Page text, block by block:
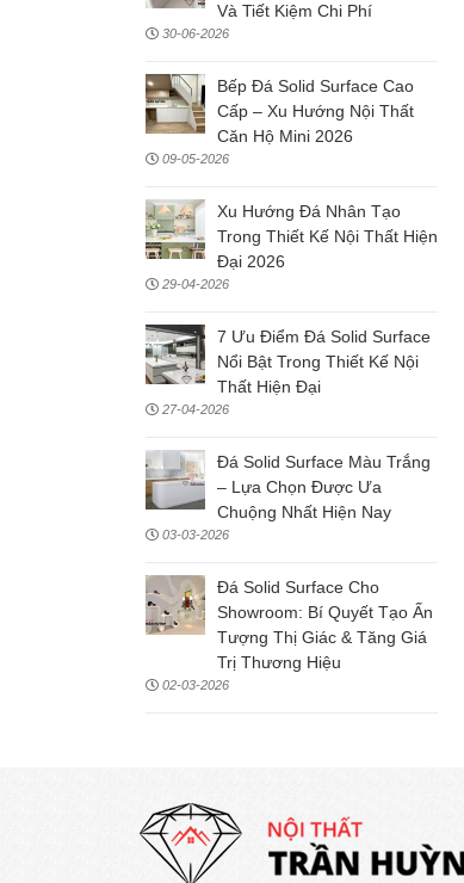
Và Tiết Kiệm Chi Phí
30-06-2026
Bếp Đá Solid Surface Cao
Cấp – Xu Hướng Nội Thất
Căn Hộ Mini 2026
09-05-2026
Xu Hướng Đá Nhân Tạo
Trong Thiết Kế Nội Thất Hiện
Đại 2026
29-04-2026
7 Ưu Điểm Đá Solid Surface
Nổi Bật Trong Thiết Kế Nội
Thất Hiện Đại
27-04-2026
Đá Solid Surface Màu Trắng
– Lựa Chọn Được Ưa
Chuộng Nhất Hiện Nay
03-03-2026
Đá Solid Surface Cho
Showroom: Bí Quyết Tạo Ấn
Tượng Thị Giác & Tăng Giá
Trị Thương Hiệu
02-03-2026